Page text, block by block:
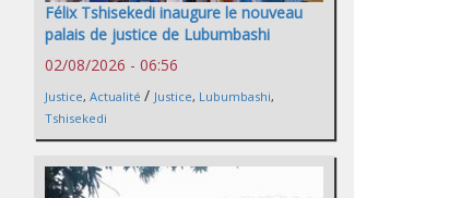
Félix Tshisekedi inaugure le nouveau
palais de justice de Lubumbashi
02/08/2026 - 06:56
Justice, Actualité / Justice, Lubumbashi,
Tshisekedi